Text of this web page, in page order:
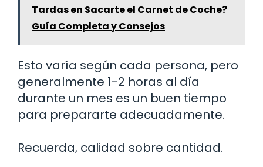
Tardas en Sacarte el Carnet de Coche?
Guía Completa y Consejos
Esto varía según cada persona, pero
generalmente 1-2 horas al día
durante un mes es un buen tiempo
para prepararte adecuadamente.
Recuerda, calidad sobre cantidad.